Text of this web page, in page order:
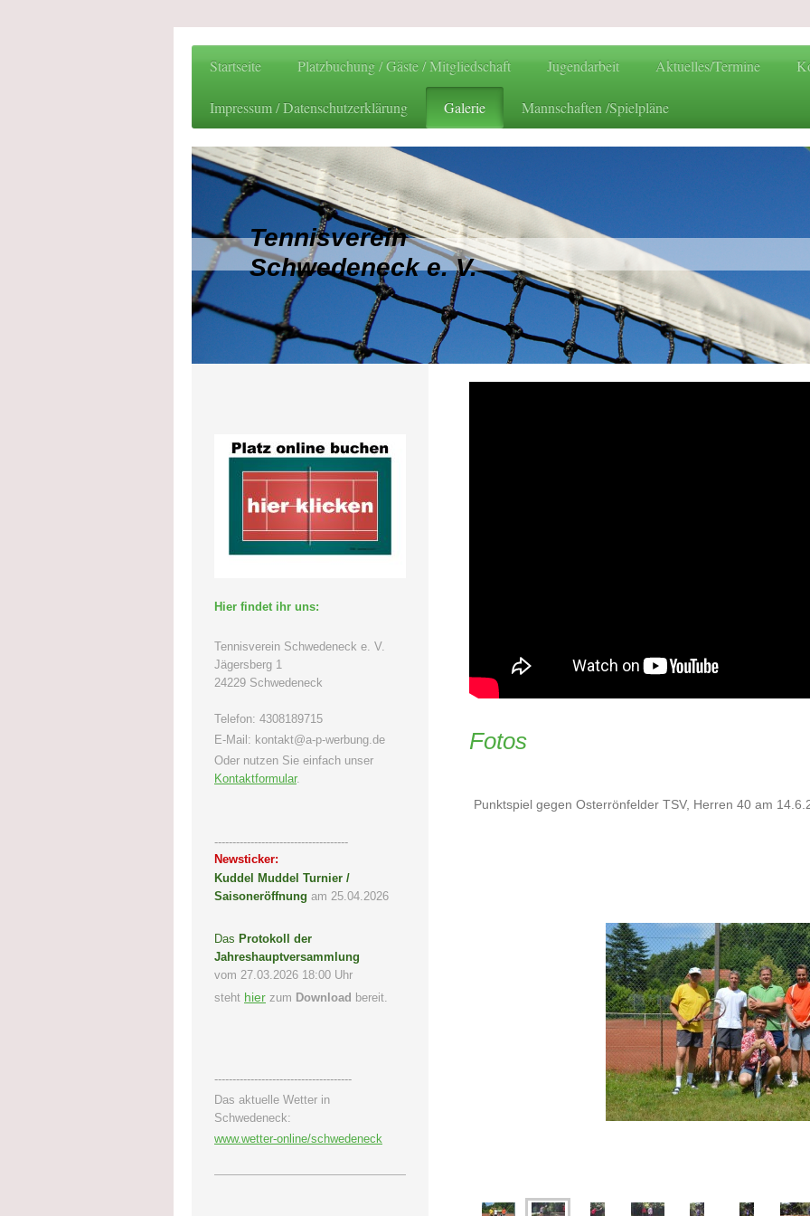
Startseite Platzbuchung / Gäste / Mitgliedschaft Jugendarbeit Aktuelles/Termine
Impressum / Datenschutzerklärung Galerie Mannschaften /Spielpläne
Tennisverein
Schwedeneck e. V.
Fotos
Punktspiel gegen Osterrönfelder TSV, Herren 40 am
Hier findet ihr uns:
Tennisverein Schwedeneck e. V.
Jägersberg 1
24229 Schwedeneck
Telefon: 4308189715
E-Mail: kontakt@a-p-werbung.de
Oder nutzen Sie einfach unser
Kontaktformular.
-------------------------------------
Newsticker:
Kuddel Muddel Turnier /
Saisoneröffnung am 25.04.2026
Das Protokoll der
Jahreshauptversammlung
vom 27.03.2026 18:00 Uhr
steht hier zum Download bereit.
--------------------------------------
Das aktuelle Wetter in
Schwedeneck:
www.wetter-online/schwedeneck